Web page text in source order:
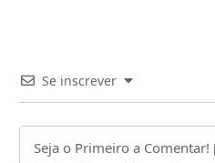
Se inscrever